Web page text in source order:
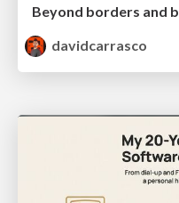
davidcarrasco